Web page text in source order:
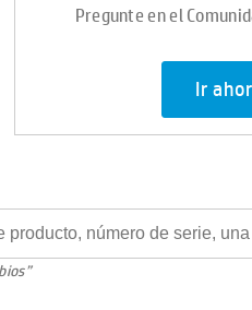
Pregunte en el
Ir